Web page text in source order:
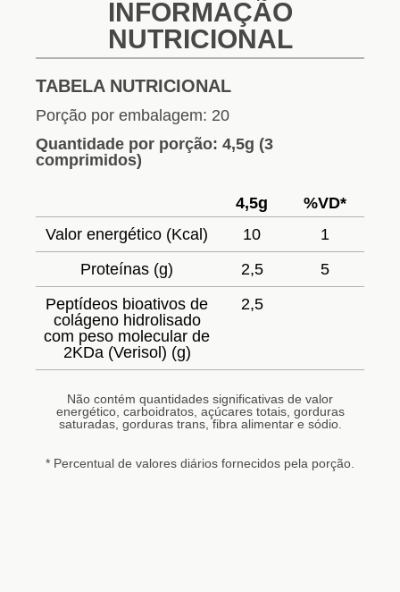
INFORMAÇÃO
NUTRICIONAL
TABELA NUTRICIONAL
Porção por embalagem: 20
Quantidade por porção: 4,5g (3
comprimidos)
4,5g
%VD*
Valor energético (Kcal)
10
1
Proteínas (g)
2,5
5
Peptídeos bioativos de
colágeno hidrolisado
com peso molecular de
2KDa (Verisol) (g)
2,5
Não contém quantidades significativas de valor
energético, carboidratos, açúcares totais, gorduras
saturadas, gorduras trans, fibra alimentar e sódio.
* Percentual de valores diários fornecidos pela porção.